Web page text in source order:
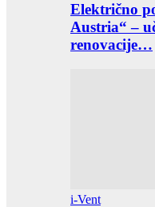
Električno
Austria“ –
renovacije…
i-Vent